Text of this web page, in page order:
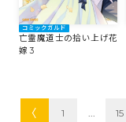
コミックガルド
亡霊魔道士の拾い上げ花
嫁 3
1 15